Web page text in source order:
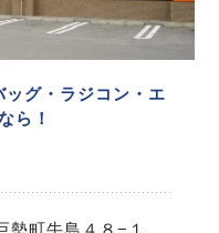
グ・ラジコン・エ
ら！